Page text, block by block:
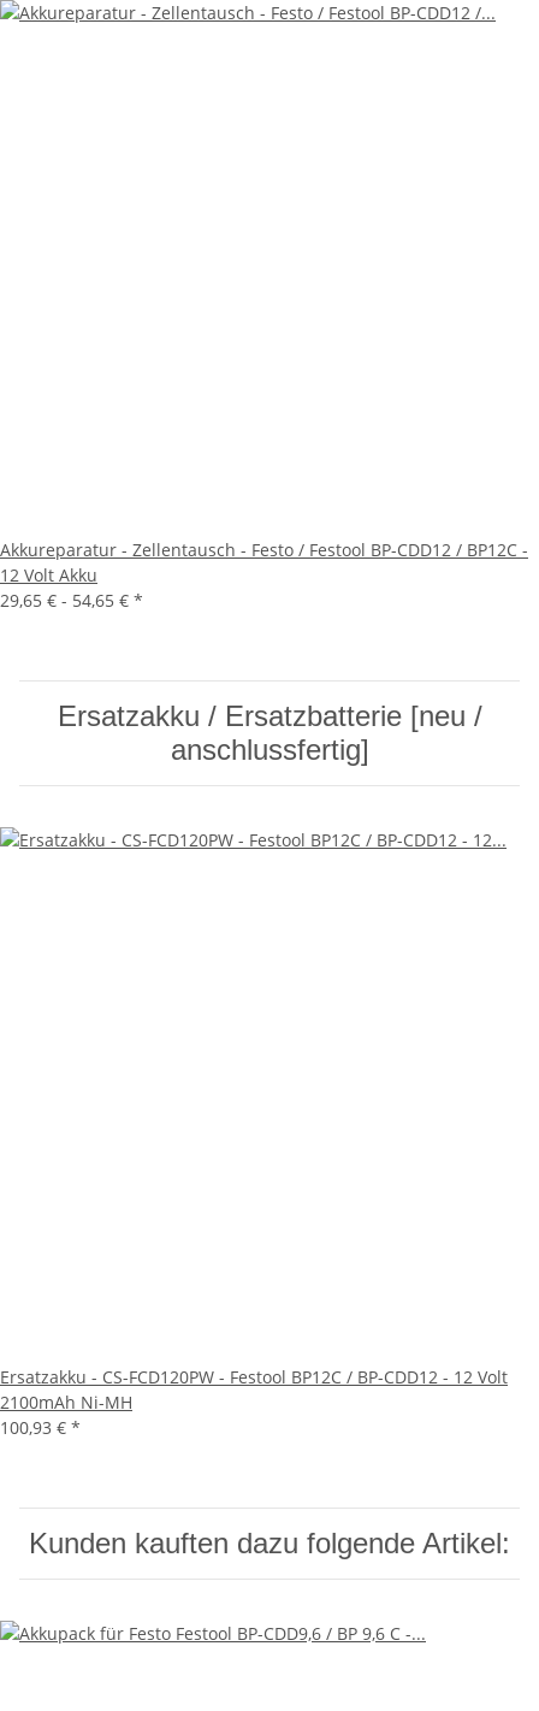
Akkureparatur - Zellentausch - Festo / Festool BP-CDD12 / BP12C -
12 Volt Akku
29,65 € - 54,65 € *
Ersatzakku / Ersatzbatterie [neu /
anschlussfertig]
Ersatzakku - CS-FCD120PW - Festool BP12C / BP-CDD12 - 12 Volt
2100mAh Ni-MH
100,93 € *
Kunden kauften dazu folgende Artikel: